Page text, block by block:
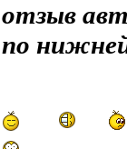
отзыв
по